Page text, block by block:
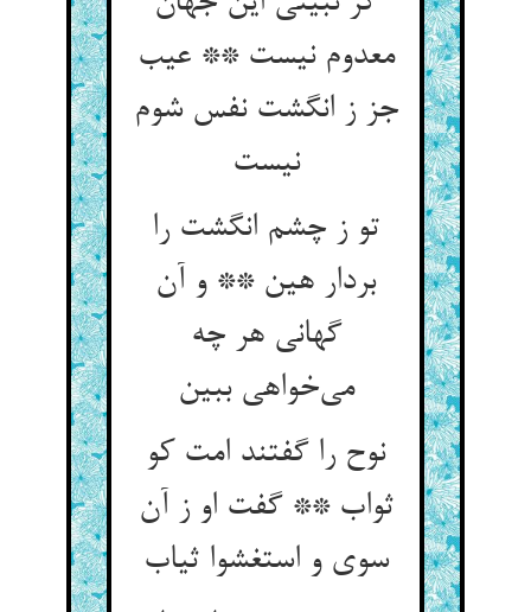
معدوم نیست ** عیب
جز ز انگشت نفس شوم
نیست‌‌
تو ز چشم انگشت را
بردار هین ** و آن
گهانی هر چه
می‌‌خواهی ببین‌‌
نوح را گفتند امت کو
ثواب ** گفت او ز آن
سوی و استغشوا ثیاب‌‌